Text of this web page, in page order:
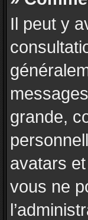
Il peut y
grande,
avatars
vous ne